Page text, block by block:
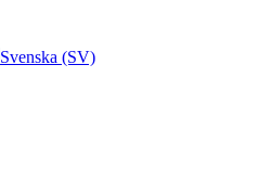
Svenska (SV)